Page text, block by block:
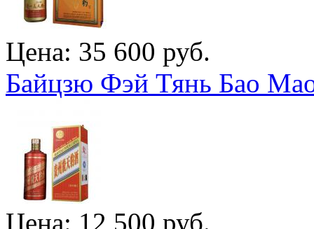
Цена: 35 600 руб.
Байцзю Фэй Тянь Бао
Цена: 12 500 руб.